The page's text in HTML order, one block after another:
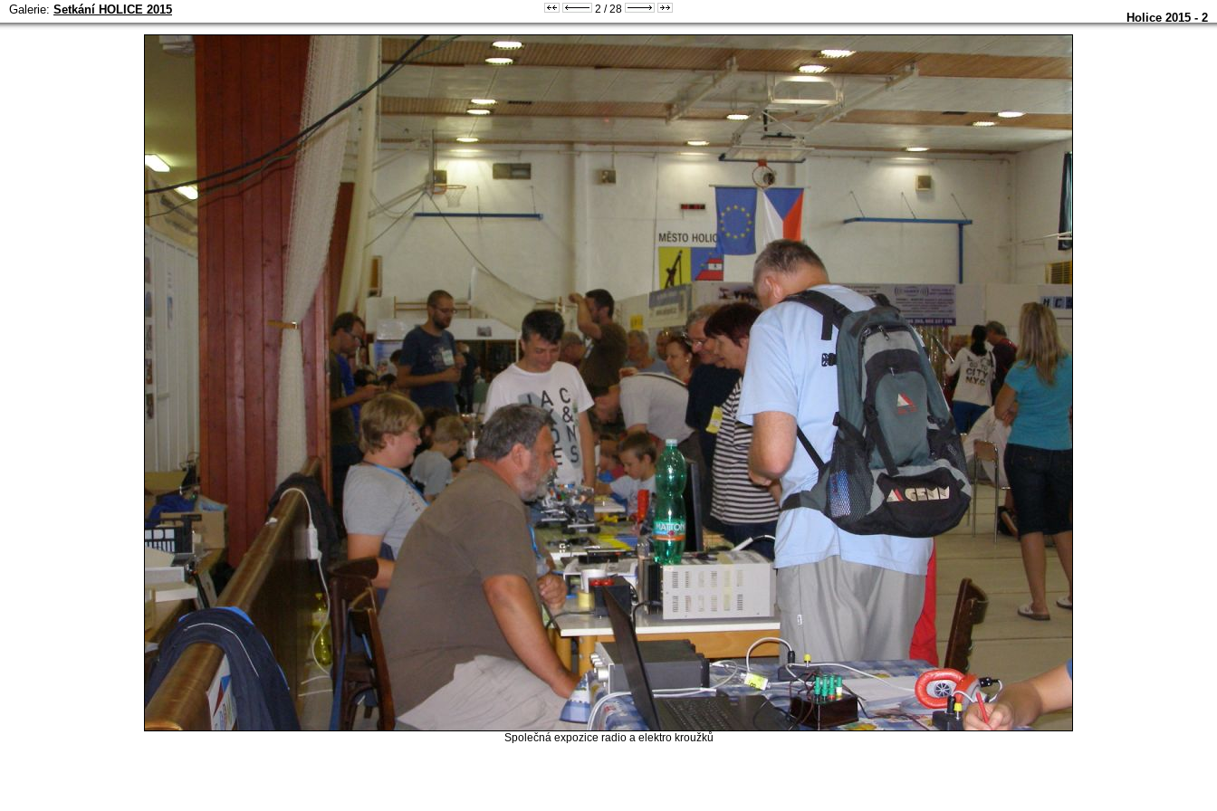
Holice 2015 - 2
Galerie: Setkání HOLICE 2015 2 / 28
Společná expozice radio a elektro kroužků